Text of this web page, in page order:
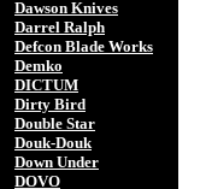
Dawson Knives
Darrel Ralph
Defcon Blade Works
Demko
DICTUM
Dirty Bird
Double Star
Douk-Douk
Down Under
DOVO